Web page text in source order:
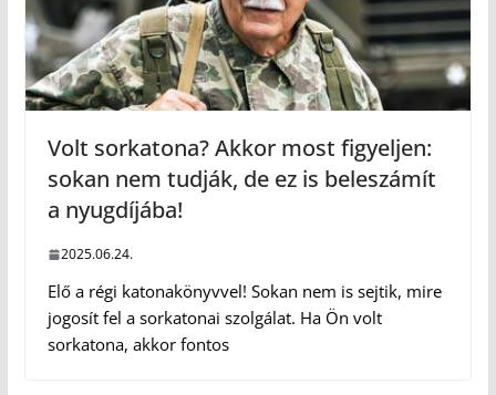
Volt sorkatona? Akkor most figyeljen:
sokan nem tudják, de ez is beleszámít
a nyugdíjába!
2025.06.24.
Elő a régi katonakönyvvel! Sokan nem is sejtik, mire
jogosít fel a sorkatonai szolgálat. Ha Ön volt
sorkatona, akkor fontos